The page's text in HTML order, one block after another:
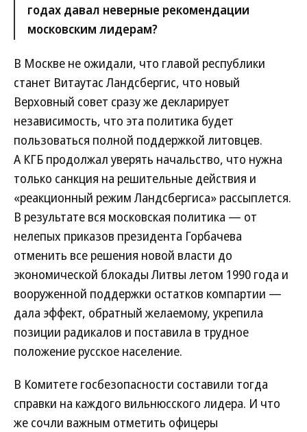
годах давал неверные рекомендации
московским лидерам?
В Москве не ожидали, что главой республики
станет Витаутас Ландсбергис, что новый
Верховный совет сразу же декларирует
независимость, что эта политика будет
пользоваться полной поддержкой литовцев.
А КГБ продолжал уверять начальство, что нужна
только санкция на решительные действия и
«реакционный режим Ландсбергиса» рассыплется.
В результате вся московская политика — от
нелепых приказов президента Горбачева
отменить все решения новой власти до
экономической блокады Литвы летом 1990 года и
вооруженной поддержки остатков компартии —
дала эффект, обратный желаемому, укрепила
позиции радикалов и поставила в трудное
положение русское население.
В Комитете госбезопасности составили тогда
справки на каждого вильнюсского лидера. И что
же сочли важным отметить офицеры